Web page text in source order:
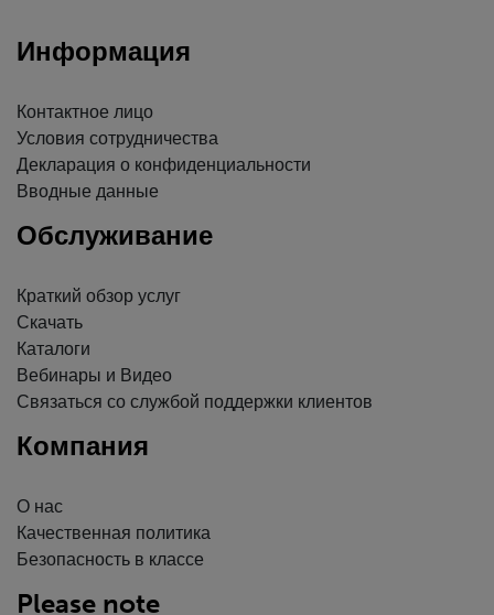
Информация
Контактное лицо
Условия сотрудничества
Декларация о конфиденциальности
Вводные данные
Обслуживание
Краткий обзор услуг
Скачать
Каталоги
Вебинары и Видео
Связаться со службой поддержки клиентов
Компания
О нас
Качественная политика
Безопасность в классе
Please note